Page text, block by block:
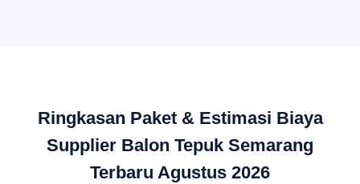
Ringkasan Paket & Estimasi Biaya
Supplier Balon Tepuk Semarang
Terbaru Agustus 2026